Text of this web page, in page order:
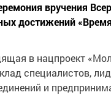
вручения
достижений
в нацпроект
специалистов,
и